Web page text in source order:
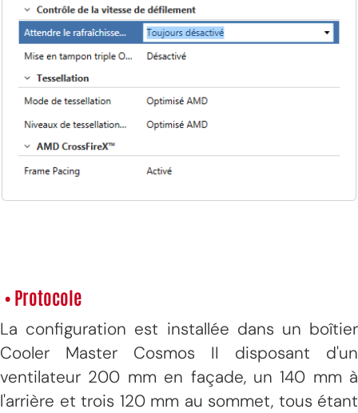
• Protocole
La configuration est installée dans un boîtier
Cooler Master Cosmos II disposant d'un
ventilateur 200 mm en façade, un 140 mm à
l'arrière et trois 120 mm au sommet, tous étant